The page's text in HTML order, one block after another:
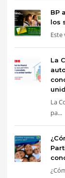
BP
los
La
La
pa...